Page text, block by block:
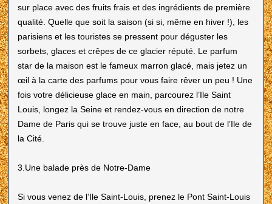
sur place avec des fruits frais et des ingrédients de première
qualité. Quelle que soit la saison (si si, même en hiver !), les
parisiens et les touristes se pressent pour déguster les
sorbets, glaces et crêpes de ce glacier réputé. Le parfum
star de la maison est le fameux marron glacé, mais jetez un
œil à la carte des parfums pour vous faire rêver un peu ! Une
fois votre délicieuse glace en main, parcourez l’Ile Saint
Louis, longez la Seine et rendez-vous en direction de notre
Dame de Paris qui se trouve juste en face, au bout de l’Ile de
la Cité.
3.Une balade près de Notre-Dame
Si vous venez de l’Ile Saint-Louis, prenez le Pont Saint-Louis